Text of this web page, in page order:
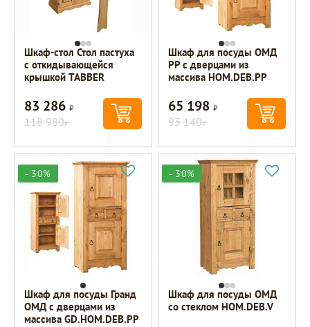
Шкаф-стол Стол пастуха
с откидывающейся
крышкой TABBER
83 286Р
118 980Р
Шкаф для посуды ОМД
РР с дверцами из
массива HOM.DEB.PP
65 198Р
93 140Р
- 30%
Шкаф для посуды Гранд
ОМД с дверцами из
массива GD.HOM.DEB.PP
- 30%
Шкаф для посуды ОМД
со стеклом HOM.DEB.V